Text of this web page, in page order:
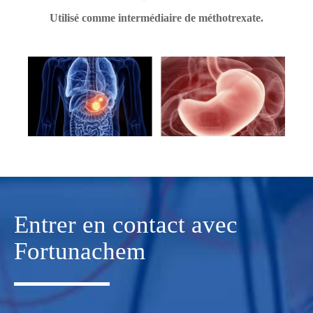
Utilisé comme intermédiaire de méthotrexate.
Entrer en contact avec
Fortunachem